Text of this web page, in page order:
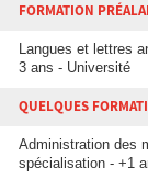
FORMATION
Langues et lettres
3 ans - Université
QUELQUES
Administration des
spécialisation - +1